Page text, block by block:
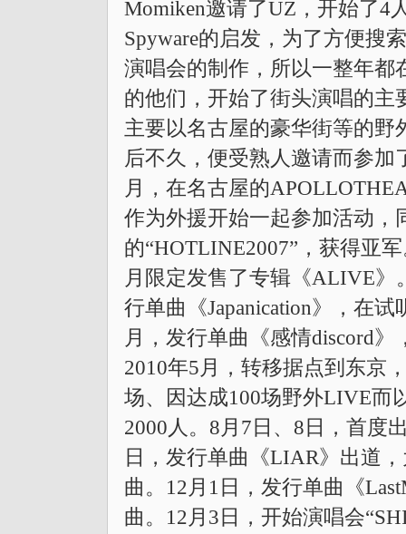
Momiken邀请了UZ，开始了4
Spyware的启发，为了方便搜
演唱会的制作，所以一整年都
的他们，开始了街头演唱的主
主要以名古屋的豪华街等的
后不久，便受熟人邀请而参加
月，在名古屋的
作为外援开始一起参加活动，
的“HOTLINE2007”，获得亚
月限定发售了专辑《ALIVE》
行单曲《Japanication》，在
月，发行单曲《感情discord
2010年5月，转移据点到东京
场、因达成100场野外LIVE而
2000人。8月7日、8日，首度
日，发行单曲《LIAR》出道
曲。12月1日，发行单曲《
曲。12月3日，开始演唱会